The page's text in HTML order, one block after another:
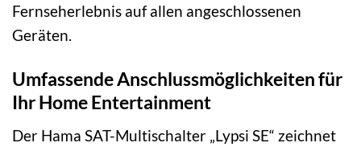
Fernseherlebnis auf allen angeschlossenen
Geräten.
Umfassende Anschlussmöglichkeiten für
Ihr Home Entertainment
Der Hama SAT-Multischalter „Lypsi SE“ zeichnet